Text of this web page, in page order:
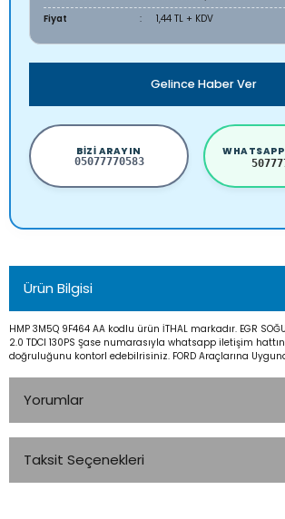
Fiyat
1,44 TL + KDV
Gelince Haber Ver
BIZI ARAYIN
05077770583
WHATSAPP
Ürün Bilgisi
HMP 3M5Q 9F464 AA kodlu ürün İTHAL markadır. EGR
2.0 TDCI 130PS Şase numarasıyla whatsapp iletişim
doğruluğunu kontorl edebilrisiniz. FORD Araçlarına
Yorumlar
Taksit Seçenekleri